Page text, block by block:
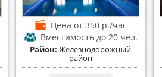
Ценаот 350 р./час
Вместимость до 20 чел.
Район:Железнодорожный
район